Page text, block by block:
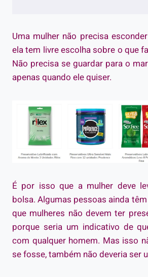
Uma mulher não precisa
ela tem livre escolha sobre o que
Não precisa se guardar para o
apenas quando ele quiser.
É por isso que a mulher deve
bolsa. Algumas pessoas ainda têm
que mulheres não devem ter
porque seria um indicativo de
com qualquer homem. Mas isso
se fosse, também não deveria ser